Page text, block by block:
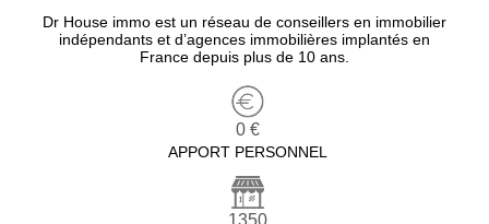
Dr House immo est un réseau de conseillers en immobilier
indépendants et d’agences immobilières implantés en
France depuis plus de 10 ans.
0 €
APPORT PERSONNEL